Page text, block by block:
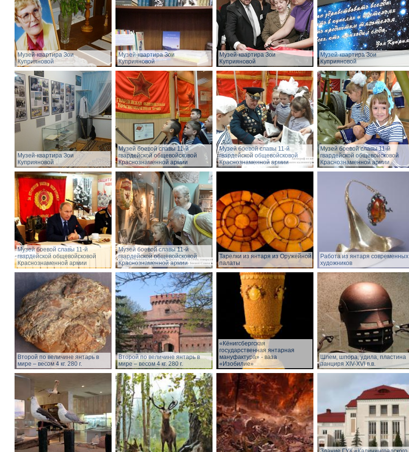
Музей-квартира Зои
Куприяновой
Музей-квартира Зои
Куприяновой
Музей-квартира Зои
Куприяновой
Музей-квартира Зои
Куприяновой
Музей-квартира Зои
Куприяновой
Музей боевой славы 11-й
гвардейской общевойсковой
Краснознаменной армии
Музей боевой славы 11-й
гвардейской общевойсковой
Краснознаменной армии
Музей боевой славы 11-й
гвардейской общевойсковой
Краснознаменной армии
Музей боевой славы 11-й
гвардейской общевойсковой
Краснознаменной армии
Музей боевой славы 11-й
гвардейской общевойсковой
Краснознаменной армии
Тарелки из янтаря из Оружейной
палаты
Работа из янтаря современных
художников
Второй по величине янтарь в
мире – весом 4 кг. 280 г.
Второй по величине янтарь в
мире – весом 4 кг. 280 г.
«Кёнигсбергская
государственная янтарная
мануфактура» - ваза
«Изобилие»
Шлем, шпора, удила, пластина
панциря XIV-XVI в.в.